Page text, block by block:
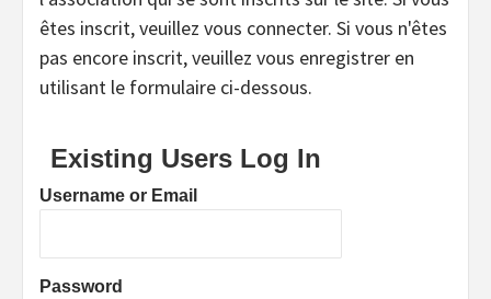
êtes inscrit, veuillez vous connecter. Si vous n'êtes
pas encore inscrit, veuillez vous enregistrer en
utilisant le formulaire ci-dessous.
Existing Users Log In
Username or Email
Password